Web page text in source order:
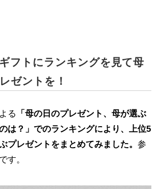
フトにランキングを見て母
ゼントを！
る
「母の日のプレゼント、母が選ぶ
は？」でのランキングにより、上位5
プレゼントをまとめてみました。 参
す。